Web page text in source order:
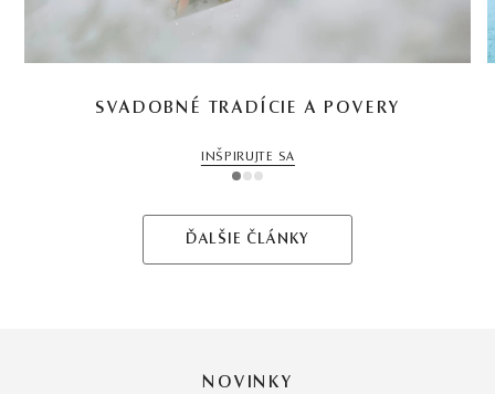
SVADOBNÉ TRADÍCIE A POVERY
INŠPIRUJTE SA
1 2 3
ĎALŠIE ČLÁNKY
NOVINKY